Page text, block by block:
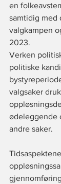
en
samtidig med
valgkampen
2023.
Verken
politiske
valgsaker
ødeleggende
andre saker.